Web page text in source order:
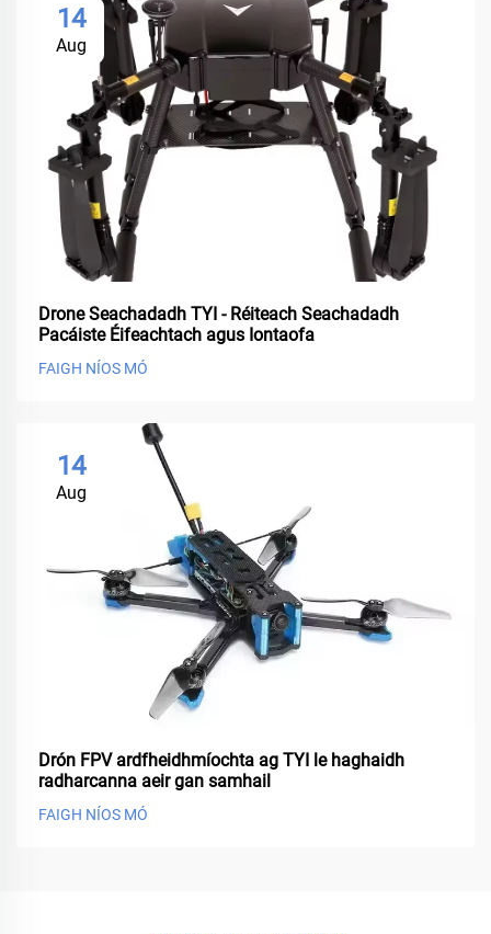
14
Aug
Drone Seachadadh TYI - Réiteach Seachadadh
Pacáiste Éifeachtach agus Iontaofa
FAIGH NÍOS MÓ
14
Aug
Drón FPV ardfheidhmíochta ag TYI le haghaidh
radharcanna aeir gan samhail
FAIGH NÍOS MÓ